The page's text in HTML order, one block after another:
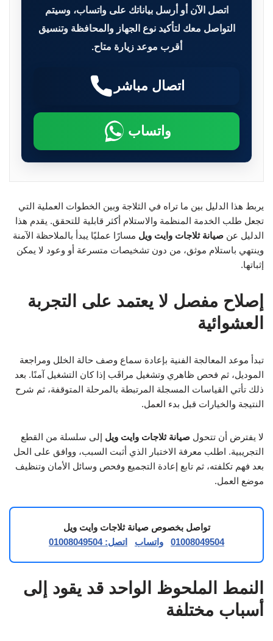
اتصل الآن أو أرسل بياناتك على واتساب، وسيتم
التواصل معك لتأكيد نوع الجهاز والمحافظة وتنسيق
أقرب موعد زيارة متاح.
اتصال مباشر
واتساب
يربط هذا الدليل بين ما تراه في الثلاجة وبين الخطوات العملية التي
تجعل طلب الخدمة المنظمة والاستلام أكثر قابلية للتحقق. يقدم هذا
الدليل عن صيانة ثلاجات وايت ويل مسارًا عمليًا يبدأ بالملاحظة الآمنة
وينتهي باستلام موثق، من دون تشخيصات متسرعة أو وعود لا يمكن
إثباتها.
إصلاح مفصل لا يعتمد على التجربة
العشوائية
تبدأ موعد المعالجة الفنية بإعادة سماع وصف حالة الخلل ومراجعة
الموديل، ثم فحص ظاهري وتشغيل مراقَب إذا كان التشغيل آمنًا. بعد
ذلك تأتي القياسات المسجلة المرتبطة بالمرحلة المتوقفة، ثم شرح
النتيجة والخيارات قبل بدء العمل.
لا يفترض أن تتحول صيانة ثلاجات وايت ويل إلى سلسلة من القطع
التجريبية. اطلب معرفة الاختبار الذي أثبت السبب، ووافق على الحل
بعد فهم تكلفته، ثم تابع إعادة التجميع وفحص وسائل الأمان وتنظيف
موضع العمل.
تواصل بخصوص صيانة ثلاجات وايت ويل
01008049504
واتساب اتصل: 01008049504
النمط الملحوظ الواحد قد يقود إلى
أسباب مختلفة